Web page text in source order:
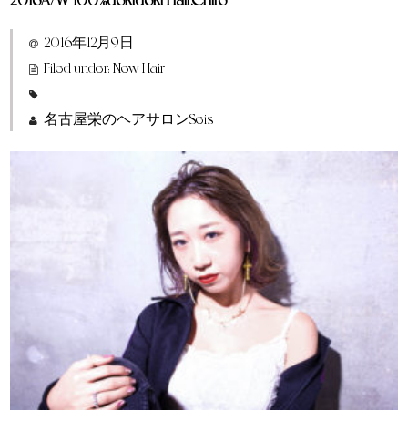
特定商取引法に基づく表示
2016年12月9日
Filed under:New Hair
名古屋栄のヘアサロンSeis